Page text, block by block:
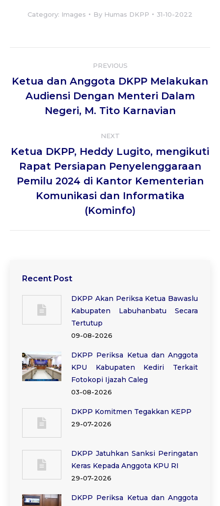
Category: Images By Humas DKPP 31-10-2022
navigation
PREVIOUS
Previous
Ketua dan Anggota DKPP Melakukan
Audiensi Dengan Menteri Dalam
Negeri, M. Tito Karnavian
NEXT
Next
Ketua DKPP, Heddy Lugito, mengikuti
Rapat Persiapan Penyelenggaraan
Pemilu 2024 di Kantor Kementerian
Komunikasi dan Informatika
(Kominfo)
Recent Post
DKPP Akan Periksa Ketua Bawaslu
Kabupaten Labuhanbatu Secara
Tertutup
09-08-2026
DKPP Periksa Ketua dan Anggota
KPU Kabupaten Kediri Terkait
Fotokopi Ijazah Caleg
03-08-2026
DKPP Komitmen Tegakkan KEPP
29-07-2026
DKPP Jatuhkan Sanksi Peringatan
Keras Kepada Anggota KPU RI
29-07-2026
DKPP Periksa Ketua dan Anggota